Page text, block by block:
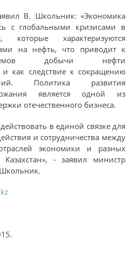
В. Школьник: «Экономика
с глобальными кризисами в
которые характеризуются
на нефть, что приводит к
добычи нефти
и как следствие к сокращению
Политика развития
является одной из
отечественного бизнеса.
в единой связке для
и сотрудничества между
экономики и разных
Казахстан», - заявил министр
.